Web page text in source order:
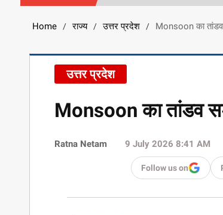
Home / राज्य / उत्तर प्रदेश / Monsoon का
उत्तर प्रदेश
Monsoon का तांडव
Ratna Netam 9 July 2026 8:41 AM
Follow us on